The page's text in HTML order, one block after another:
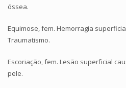
óssea.
Equimose, fem. Hemorragia
Traumatismo.
Escoriação, fem. Lesão superficial
pele.